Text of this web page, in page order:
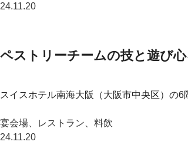
24.11.20
ペストリーチームの技と遊び
スイスホテル南海大阪（大阪市中央区）の
宴会場、レストラン、料飲
24.11.20